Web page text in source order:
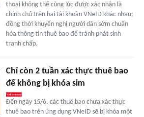
thoại không thể cùng lúc được xác nhận là
chính chủ trên hai tài khoản VNeID khác nhau;
đồng thời khuyến nghị người dân sớm chuẩn
hóa thông tin thuê bao để tránh phát sinh
tranh chấp.
Chỉ còn 2 tuần xác thực thuê bao
để không bị khóa sim
Đến ngày 15/6, các thuê bao chưa xác thực
thuê bao trên ứng dụng VNeID sẽ bị khóa một